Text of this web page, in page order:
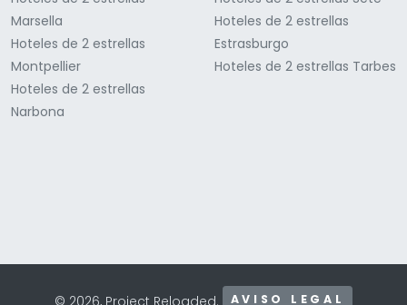
Marsella
Hoteles de 2 estrellas
Montpellier
Hoteles de 2 estrellas
Narbona
Hoteles de 2 estrellas
Estrasburgo
Hoteles de 2 estrellas Tarbes
© 2026, Project Reloaded. AVISO LEGAL